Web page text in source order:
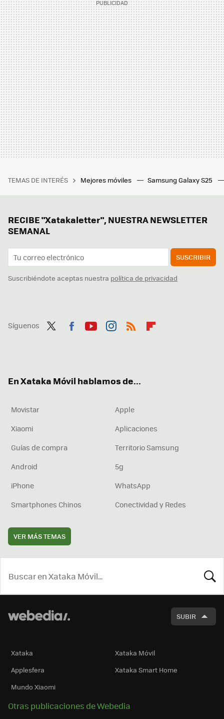
TEMAS DE INTERÉS Mejores móviles Samsung Galaxy S25
RECIBE "Xatakaletter", NUESTRA NEWSLETTER
SEMANAL
SUSCRIBIR
Suscribiéndote aceptas nuestra política de privacidad
Síguenos
En Xataka Móvil hablamos de...
Movistar
Apple
Xiaomi
Aplicaciones
Guías de compra
Territorio Samsung
Android
5g
iPhone
WhatsApp
Smartphones Chinos
Conectividad y Redes
VER MÁS TEMAS
SUBIR
Xataka
Xataka Móvil
Applesfera
Xataka Smart Home
Mundo Xiaomi
Otras publicaciones de Webedia